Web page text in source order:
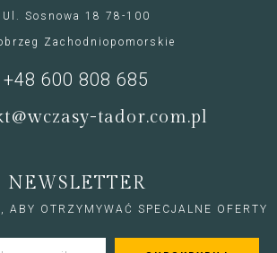
Ul. Sosnowa 18 78-100
Zachodniopomorskie
+48 600 808 685
tador.com.pl
NEWSLETTER
ABY OTRZYMYWAĆ SPECJALNE OFERTY